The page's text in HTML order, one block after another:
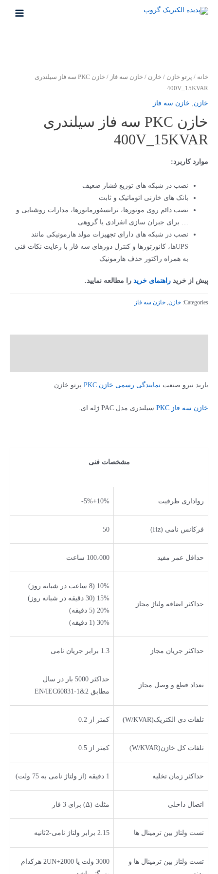
خانه / پرتو خازن / خازن / خازن سه فاز
/ خازن PKC سه فاز سیلندری
400V_15KVAR
خازن, خازن سه فاز
خازن PKC سه فاز سیلندری
400V_15KVAR
موارد کاربرد:
نصب در شبکه های توزیع فشار ضعیف
بانک های خازنی اتوماتیک و ثابت
نصب دائم روی موتورها، ترانسفورماتورها، مدارات روشنایی و
… برای جبران سازی انفرادی یا گروهی
نصب در شبکه های دارای تجهیزات مولد هارمونیکی مانند
UPSها، کانورتورها و کنترل دورهای سه فاز با رعایت نکات فنی
به همراه راکتور حذف هارمونیک
پیش از خرید راهنمای خرید را مطالعه نمایید.
Categories: خازن, خازن سه فاز
باربد نیرو صنعت نمایندگی رسمی خازن PKC پرتو خازن
خازن سه فاز PKC سیلندری مدل PAC ژله ای:
مشخصات فنی
رواداری ظرفیت 10%+5%-
فرکانس نامی (Hz) 50
حداقل عمر مفید 100،000 ساعت
حداکثر اضافه ولتاژ مجاز
10% (8 ساعت در شبانه روز)
15% (30 دقیقه در شبانه روز)
20% (5 دقیقه)
30% (1 دقیقه)
حداکثر جریان مجاز 1.3 برابر جریان نامی
تعداد قطع و وصل مجاز
حداکثر 5000 بار در سال
مطابق EN/IEC60831-1&2
تلفات دی الکتریک(W/KVAR) کمتر از 0.2
تلفات کل خازن(W/KVAR) کمتر از 0.5
حداکثر زمان تخلیه 1 دقیقه (از ولتاژ نامی به 75 ولت)
اتصال داخلی مثلث (∆) برای 3 فاز
تست ولتاژ بین ترمینال ها 2.15 برابر ولتاژ نامی-2ثانیه
تست ولتاژ بین ترمینال ها و
3000 ولت یا 2UN+2000 هرکدام